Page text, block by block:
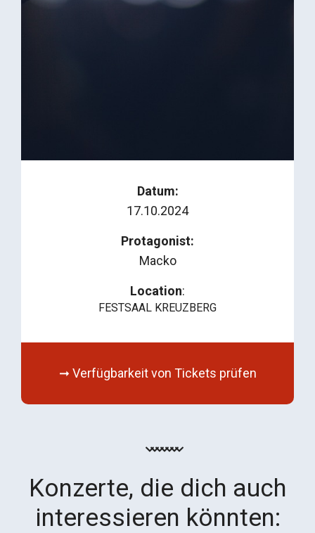
Datum:
17.10.2024
Protagonist:
Macko
Location:
FESTSAAL KREUZBERG
➞ Verfügbarkeit von Tickets prüfen
Konzerte, die dich auch
interessieren könnten: